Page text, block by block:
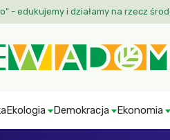
- edukujemy i działamy na rzecz
Ekologia Demokracja Ekonomia